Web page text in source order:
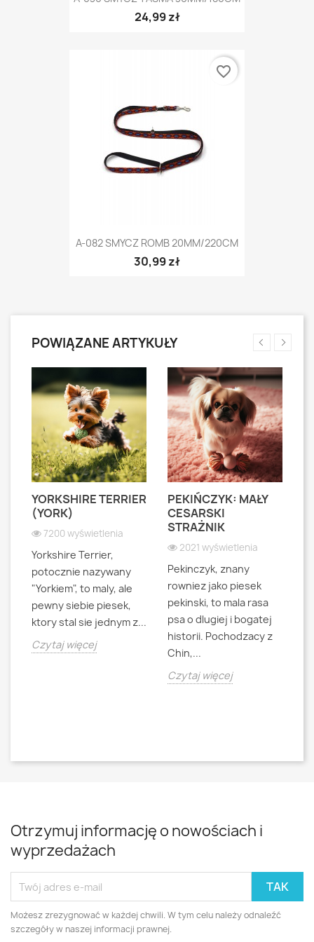
24,99 zł
A-082 SMYCZ ROMB 20MM/220CM
30,99 zł
favorite_border
POWIĄZANE ARTYKUŁY
YORKSHIRE TERRIER
(YORK)
7200 wyświetlenia
Yorkshire Terrier,
potocznie nazywany
"Yorkiem", to maly, ale
pewny siebie piesek,
ktory stal sie jednym z...
Czytaj więcej
PEKIŃCZYK: MAŁY
CESARSKI
STRAŻNIK
2021 wyświetlenia
Pekinczyk, znany
rowniez jako piesek
pekinski, to mala rasa
psa o dlugiej i bogatej
historii. Pochodzacy z
Chin,...
Czytaj więcej
Otrzymuj informację o nowościach i
wyprzedażach
Możesz zrezygnować w każdej chwili. W tym celu należy odnaleźć
szczegóły w naszej informacji prawnej.